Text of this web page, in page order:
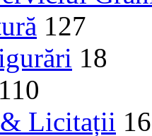
127
18
110
Licitații 16